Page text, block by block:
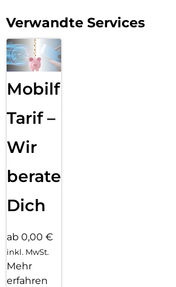
robusten Schutz zu genießen.
Verwandte Services
Mobilfunk
Tarif –
Wir
beraten
Dich
ab 0,00 €
inkl. MwSt.
Mehr
erfahren